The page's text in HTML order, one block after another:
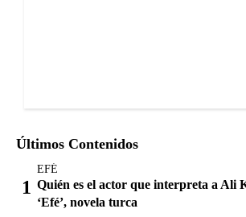
Últimos Contenidos
EFÉ
Quién es el actor que interpreta a Ali
‘Efé’, novela turca